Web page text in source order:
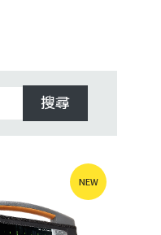
搜尋
NEW